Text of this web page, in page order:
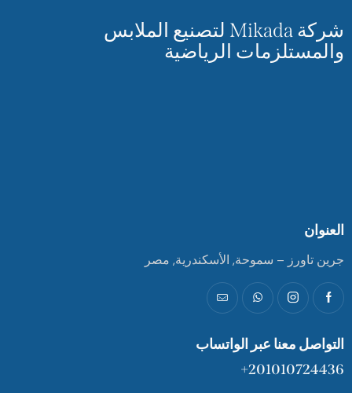
شركة Mikada لتصنيع الملابس
والمستلزمات الرياضية
العنوان
جرين تاورز – سموحة, الأسكندرية, مصر
التواصل معنا عبر الواتساب
201010724436+